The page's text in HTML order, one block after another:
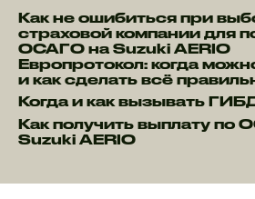
Как не ошибиться при
страховой компании для
ОСАГО на Suzuki AERIO
Европротокол: когда
и как сделать всё
Когда и как вызывать
Как получить выплату по
Suzuki AERIO